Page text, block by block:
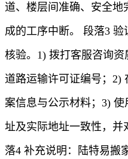
道、楼层间准确、安全
成的工序中断。 段落3
核验。1) 拨打客服咨询
道路运输许可证编号；2)
案信息与公示材料；3)
址及实际地址一致性，并
落4 补充说明：陆特易搬